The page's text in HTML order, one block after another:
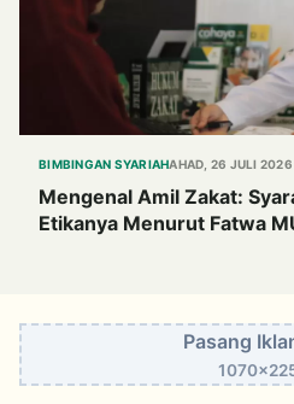
BIMBINGAN SYARIAHAHAD, 26 JULI
Mengenal Amil Zakat:
Etikanya Menurut Fatwa
Pasang